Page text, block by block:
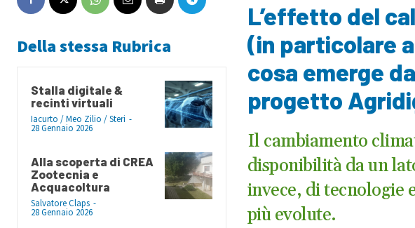
Della stessa Rubrica
Stalla digitale &
recinti virtuali
Iacurto / Meo Zilio / Steri -
28 Gennaio 2026
Alla scoperta di CREA
Zootecnia e
Acquacoltura
Salvatore Claps -
28 Gennaio 2026
L’effetto del
(in particolare
cosa emerge
progetto
Il cambiamento
disponibilità da un
invece, di tecnologie
più evolute.